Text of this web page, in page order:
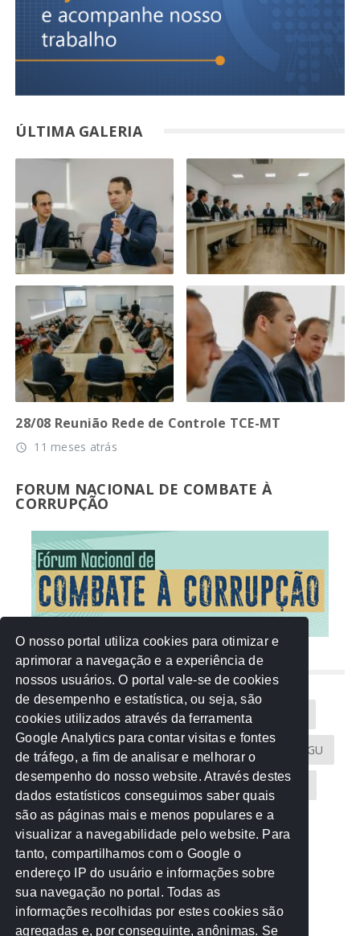
ÚLTIMA GALERIA
28/08 Reunião Rede de Controle TCE-MT
access_time 11 meses atrás
FORUM NACIONAL DE COMBATE À
CORRUPÇÃO
NUVEM DE TAGS
Acontece na Rede AGU AMM
Atricon Audicom CAU-MT CGU
CREA-MT Eventos MPC-MT MPE-MT
MPF Notícias PF PGE-MT PGR
Receita Federal Sem categoria
TCE-MT TCU TRE
O nosso portal utiliza cookies para otimizar e
aprimorar a navegação e a experiência de
nossos usuários. O portal vale-se de cookies
de desempenho e estatística, ou seja, são
cookies utilizados através da ferramenta
Google Analytics para contar visitas e fontes
de tráfego, a fim de analisar e melhorar o
desempenho do nosso website. Através destes
dados estatísticos conseguimos saber quais
são as páginas mais e menos populares e a
visualizar a navegabilidade pelo website. Para
tanto, compartilhamos com o Google o
endereço IP do usuário e informações sobre
sua navegação no portal. Todas as
informações recolhidas por estes cookies são
agregadas e, por conseguinte, anônimas. Se